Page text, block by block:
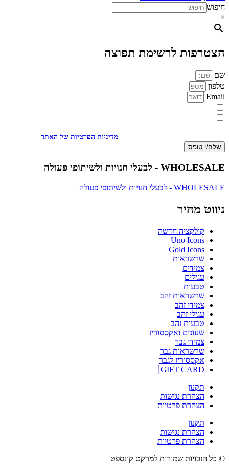
חיפוש
×
הצטרפות לרשימת תפוצה
שם
טלפון
Email
מדיניות הפרטיות של האתר
שלח/י טופס
WHOLESALE - לבעלי חנויות ולשיתופי פעולה
WHOLESALE - לבעלי חנויות ולשיתופי פעולה
ניווט מהיר
קולקציה חדשה
Uno Icons
Gold Icons
שרשראות
צמידים
עגילים
טבעות
שרשראות זהב
צמידי זהב
עגילי זהב
טבעות זהב
שעונים ואקססוריז
צמידי גבר
שרשראות גבר
אקססוריז לגבר
GIFT CARD
תקנון
הצהרת נגישות
הצהרת פרטיות
תקנון
הצהרת נגישות
הצהרת פרטיות
© כל הזכויות שמורות למרקט קונספט